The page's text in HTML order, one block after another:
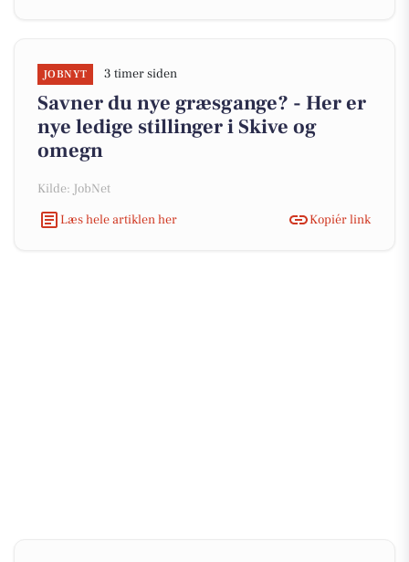
JOBNYT 3 timer siden
Savner du nye græsgange? - Her er
nye ledige stillinger i Skive og
omegn
Kilde: JobNet
Læs hele artiklen her
Kopiér link